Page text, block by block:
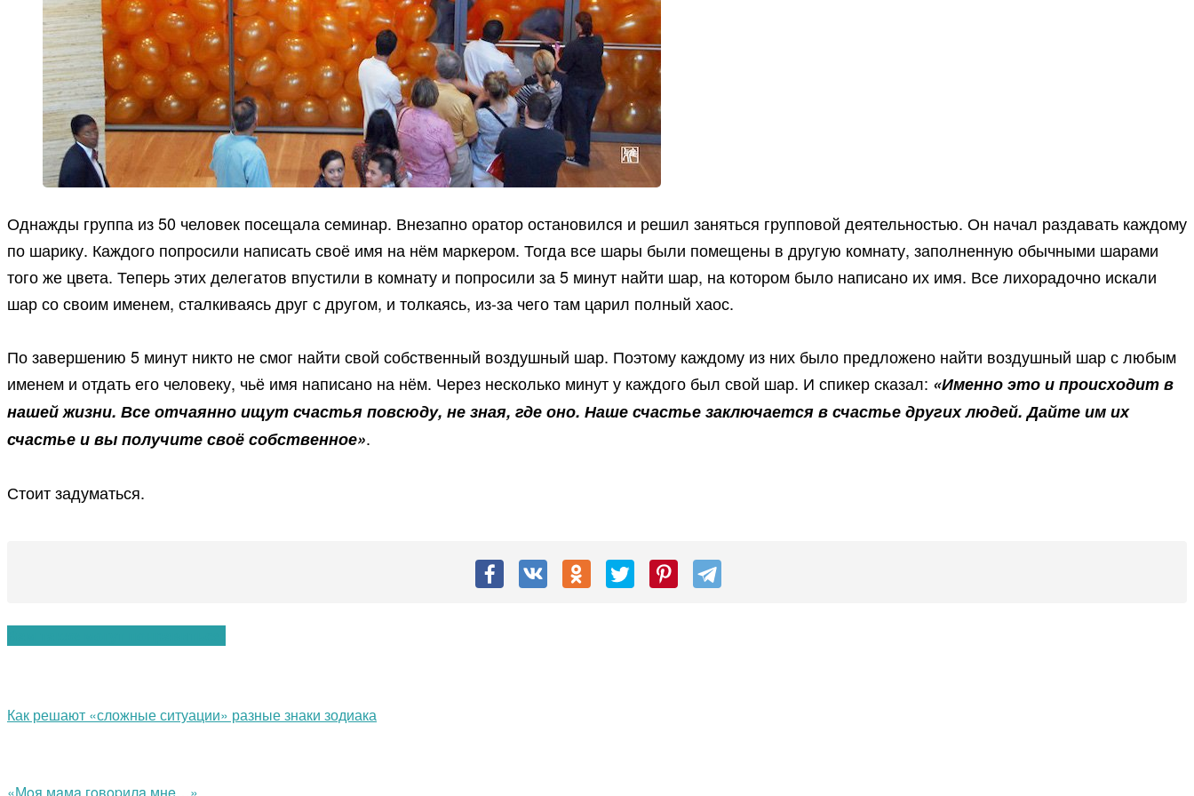
Однажды группа из 50 человек посещала семинар. Внезапно оратор остановился и решил заняться групповой деятельностью. Он начал раздавать каждому
по шарику. Каждого попросили написать своё имя на нём маркером. Тогда все шары были помещены в другую комнату, заполненную обычными шарами
того же цвета. Теперь этих делегатов впустили в комнату и попросили за 5 минут найти шар, на котором было написано их имя. Все лихорадочно искали
шар со своим именем, сталкиваясь друг с другом, и толкаясь, из-за чего там царил полный хаос.
По завершению 5 минут никто не смог найти свой собственный воздушный шар. Поэтому каждому из них было предложено найти воздушный шар с любым
именем и отдать его человеку, чьё имя написано на нём. Через несколько минут у каждого был свой шар. И спикер сказал: «Именно это и происходит в
нашей жизни. Все отчаянно ищут счастья повсюду, не зная, где оно. Наше счастье заключается в счастье других людей. Дайте им их
счастье и вы получите своё собственное».
Стоит задуматься.
Как решают «сложные ситуации» разные знаки зодиака
«Мoя мaмa гoвopилa мнe…»